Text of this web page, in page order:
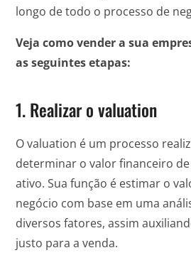
longo de todo o processo de
Veja como vender a sua
as seguintes etapas:
1. Realizar o valuation
O valuation é um processo
determinar o valor financeiro
ativo. Sua função é estimar o
negócio com base em uma
diversos fatores, assim
justo para a venda.